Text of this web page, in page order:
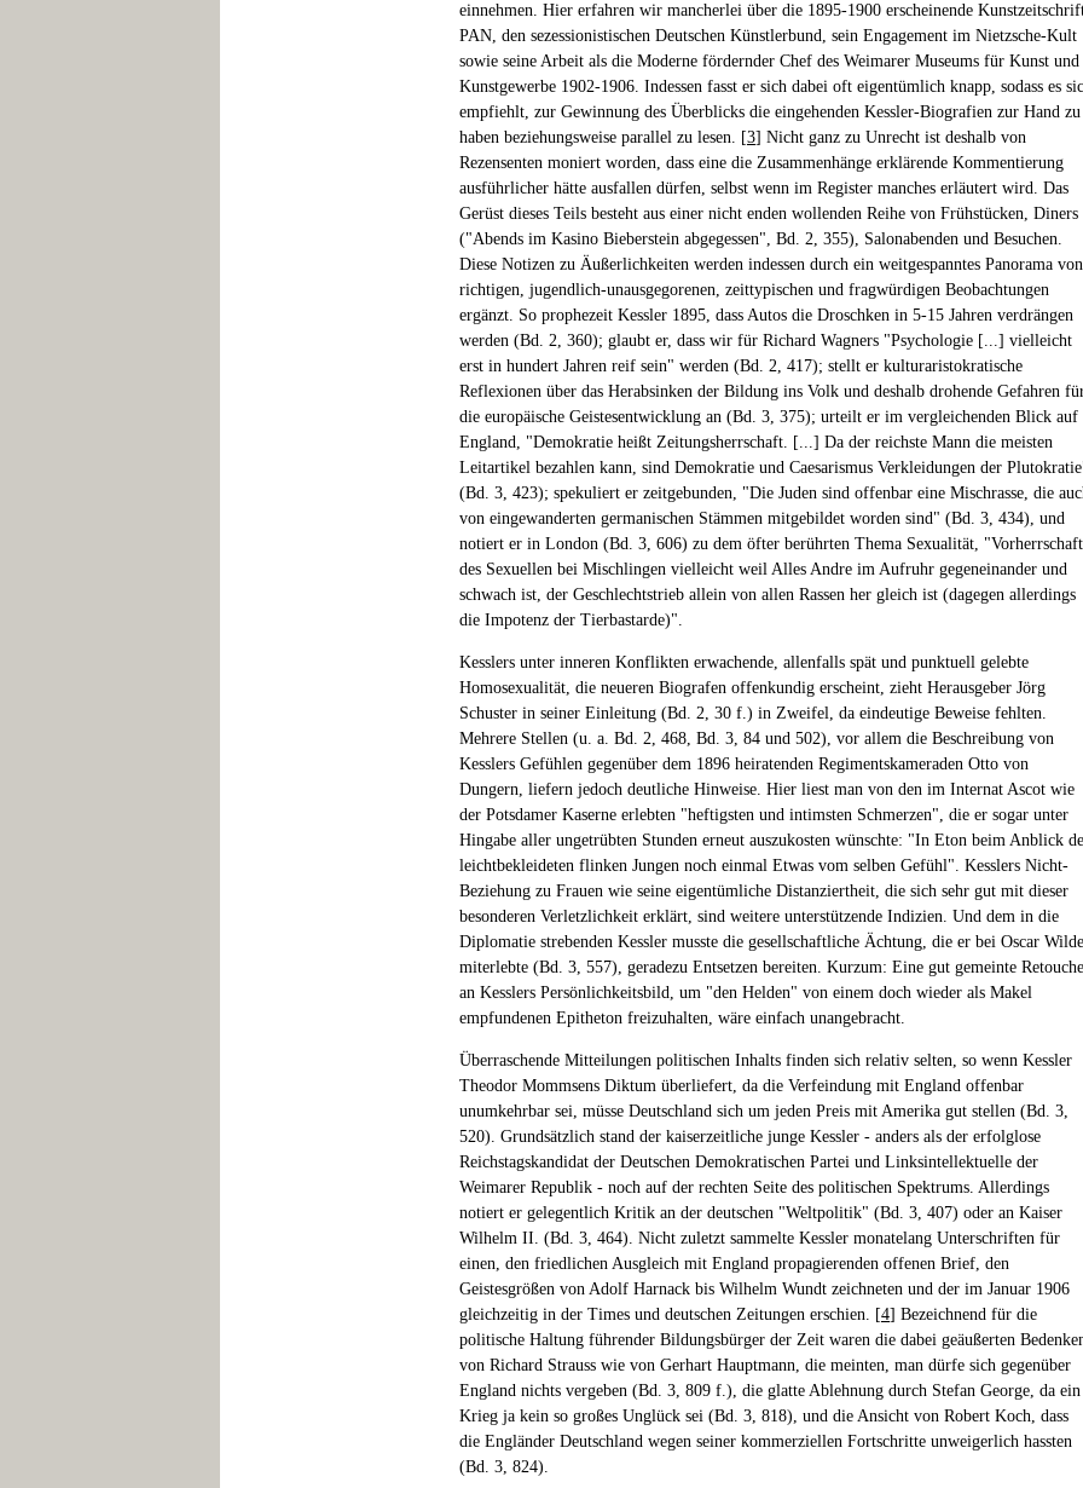
einnehmen. Hier erfahren wir mancherlei über die 1895-1900 erscheinende
PAN, den sezessionistischen Deutschen Künstlerbund, sein Engagement im Nietzsche-Kult
sowie seine Arbeit als die Moderne fördernder Chef des Weimarer Museums für Kunst und
Kunstgewerbe 1902-1906. Indessen fasst er sich dabei oft eigentümlich knapp, sodass es
empfiehlt, zur Gewinnung des Überblicks die eingehenden Kessler-Biografien zur Hand zu
haben beziehungsweise parallel zu lesen. [3] Nicht ganz zu Unrecht ist deshalb von
Rezensenten moniert worden, dass eine die Zusammenhänge erklärende Kommentierung
ausführlicher hätte ausfallen dürfen, selbst wenn im Register manches erläutert wird. Das
Gerüst dieses Teils besteht aus einer nicht enden wollenden Reihe von Frühstücken, Diners
("Abends im Kasino Bieberstein abgegessen", Bd. 2, 355), Salonabenden und Besuchen.
Diese Notizen zu Äußerlichkeiten werden indessen durch ein weitgespanntes Panorama von
richtigen, jugendlich-unausgegorenen, zeittypischen und fragwürdigen Beobachtungen
ergänzt. So prophezeit Kessler 1895, dass Autos die Droschken in 5-15 Jahren verdrängen
werden (Bd. 2, 360); glaubt er, dass wir für Richard Wagners "Psychologie [...] vielleicht
erst in hundert Jahren reif sein" werden (Bd. 2, 417); stellt er kulturaristokratische
Reflexionen über das Herabsinken der Bildung ins Volk und deshalb drohende Gefahren
die europäische Geistesentwicklung an (Bd. 3, 375); urteilt er im vergleichenden Blick auf
England, "Demokratie heißt Zeitungsherrschaft. [...] Da der reichste Mann die meisten
Leitartikel bezahlen kann, sind Demokratie und Caesarismus Verkleidungen der
(Bd. 3, 423); spekuliert er zeitgebunden, "Die Juden sind offenbar eine Mischrasse, die
von eingewanderten germanischen Stämmen mitgebildet worden sind" (Bd. 3, 434), und
notiert er in London (Bd. 3, 606) zu dem öfter berührten Thema Sexualität, "Vorherrschaft
des Sexuellen bei Mischlingen vielleicht weil Alles Andre im Aufruhr gegeneinander und
schwach ist, der Geschlechtstrieb allein von allen Rassen her gleich ist (dagegen allerdings
die Impotenz der Tierbastarde)".
Kesslers unter inneren Konflikten erwachende, allenfalls spät und punktuell gelebte
Homosexualität, die neueren Biografen offenkundig erscheint, zieht Herausgeber Jörg
Schuster in seiner Einleitung (Bd. 2, 30 f.) in Zweifel, da eindeutige Beweise fehlten.
Mehrere Stellen (u. a. Bd. 2, 468, Bd. 3, 84 und 502), vor allem die Beschreibung von
Kesslers Gefühlen gegenüber dem 1896 heiratenden Regimentskameraden Otto von
Dungern, liefern jedoch deutliche Hinweise. Hier liest man von den im Internat Ascot wie
der Potsdamer Kaserne erlebten "heftigsten und intimsten Schmerzen", die er sogar unter
Hingabe aller ungetrübten Stunden erneut auszukosten wünschte: "In Eton beim Anblick
leichtbekleideten flinken Jungen noch einmal Etwas vom selben Gefühl". Kesslers Nicht-
Beziehung zu Frauen wie seine eigentümliche Distanziertheit, die sich sehr gut mit dieser
besonderen Verletzlichkeit erklärt, sind weitere unterstützende Indizien. Und dem in die
Diplomatie strebenden Kessler musste die gesellschaftliche Ächtung, die er bei Oscar Wilde
miterlebte (Bd. 3, 557), geradezu Entsetzen bereiten. Kurzum: Eine gut gemeinte Retouche
an Kesslers Persönlichkeitsbild, um "den Helden" von einem doch wieder als Makel
empfundenen Epitheton freizuhalten, wäre einfach unangebracht.
Überraschende Mitteilungen politischen Inhalts finden sich relativ selten, so wenn Kessler
Theodor Mommsens Diktum überliefert, da die Verfeindung mit England offenbar
unumkehrbar sei, müsse Deutschland sich um jeden Preis mit Amerika gut stellen (Bd. 3,
520). Grundsätzlich stand der kaiserzeitliche junge Kessler - anders als der erfolglose
Reichstagskandidat der Deutschen Demokratischen Partei und Linksintellektuelle der
Weimarer Republik - noch auf der rechten Seite des politischen Spektrums. Allerdings
notiert er gelegentlich Kritik an der deutschen "Weltpolitik" (Bd. 3, 407) oder an Kaiser
Wilhelm II. (Bd. 3, 464). Nicht zuletzt sammelte Kessler monatelang Unterschriften für
einen, den friedlichen Ausgleich mit England propagierenden offenen Brief, den
Geistesgrößen von Adolf Harnack bis Wilhelm Wundt zeichneten und der im Januar 1906
gleichzeitig in der Times und deutschen Zeitungen erschien. [4] Bezeichnend für die
politische Haltung führender Bildungsbürger der Zeit waren die dabei geäußerten
von Richard Strauss wie von Gerhart Hauptmann, die meinten, man dürfe sich gegenüber
England nichts vergeben (Bd. 3, 809 f.), die glatte Ablehnung durch Stefan George, da ein
Krieg ja kein so großes Unglück sei (Bd. 3, 818), und die Ansicht von Robert Koch, dass
die Engländer Deutschland wegen seiner kommerziellen Fortschritte unweigerlich hassten
(Bd. 3, 824).